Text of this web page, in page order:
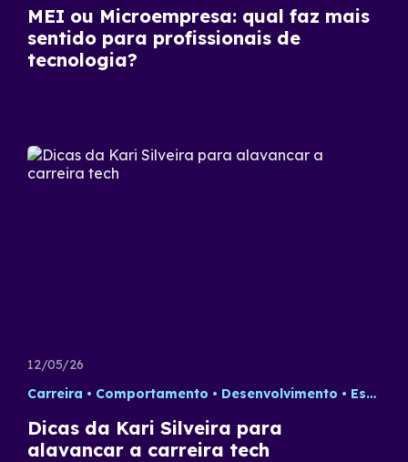
MEI ou Microempresa: qual faz mais
sentido para profissionais de
tecnologia?
12/05/26
Carreira
Comportamento Desenvolvimento Estratégia
Dicas da Kari Silveira para
alavancar a carreira tech